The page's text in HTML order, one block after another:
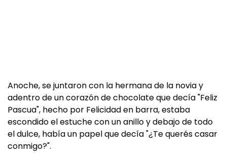
Anoche, se juntaron con la hermana de la novia y
adentro de un corazón de chocolate que decía "Feliz
Pascua", hecho por Felicidad en barra, estaba
escondido el estuche con un anillo y debajo de todo
el dulce, había un papel que decía "¿Te querés casar
conmigo?".